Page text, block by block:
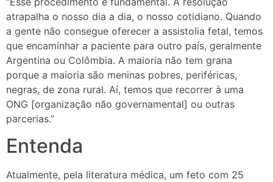
atrapalha o nosso dia a dia, o nosso cotidiano. Quando
a gente não consegue oferecer a assistolia fetal, temos
que encaminhar a paciente para outro país, geralmente
Argentina ou Colômbia. A maioria não tem grana
porque a maioria são meninas pobres, periféricas,
negras, de zona rural. Aí, temos que recorrer à uma
ONG [organização não governamental] ou outras
parcerias.”
Entenda
Atualmente, pela literatura médica, um feto com 25